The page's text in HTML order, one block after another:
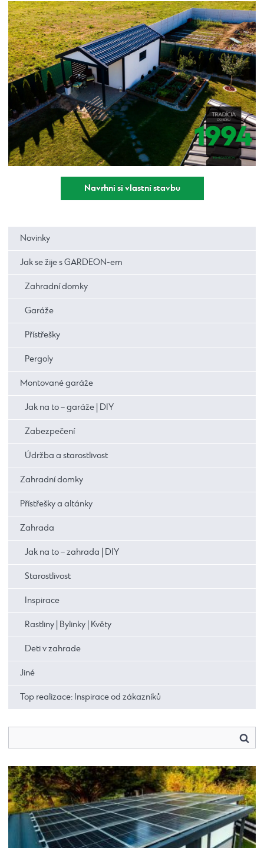
Navrhni si vlastní stavbu
Novinky
Jak se žije s GARDEON-em
Zahradní domky
Garáže
Přístřešky
Pergoly
Montované garáže
Jak na to – garáže | DIY
Zabezpečení
Údržba a starostlivost
Zahradní domky
Přístřešky a altánky
Zahrada
Jak na to – zahrada | DIY
Starostlivost
Inspirace
Rastliny | Bylinky | Květy
Deti v zahrade
Jiné
Top realizace: Inspirace od zákazníků